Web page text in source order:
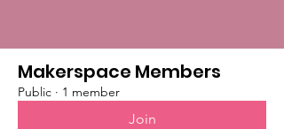
Makerspace Members
Public · 1 member
Join